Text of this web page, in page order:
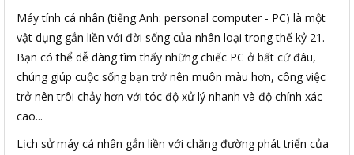
Máy tính cá nhân (tiếng Anh: personal computer - PC) là một
vật dụng gắn liền với đời sống của nhân loại trong thế kỷ 21.
Bạn có thể dễ dàng tìm thấy những chiếc PC ở bất cứ đâu,
chúng giúp cuộc sống bạn trở nên muôn màu hơn, công việc
trở nên trôi chảy hơn với tóc độ xử lý nhanh và độ chính xác
cao...
Lịch sử máy cá nhân gắn liền với chặng đường phát triển của